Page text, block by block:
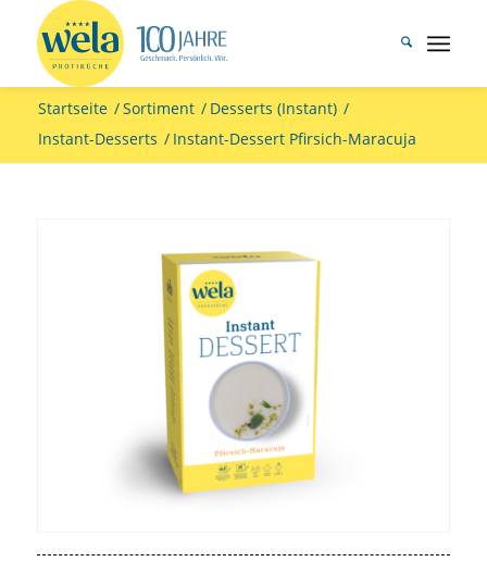
Startseite /Sortiment / Desserts (Instant) /
Instant-Desserts / Instant-Dessert Pfirsich-Maracuja